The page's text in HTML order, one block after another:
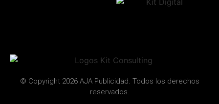
© Copyright 2026 AJA Publicidad. Todos los derechos
reservados.